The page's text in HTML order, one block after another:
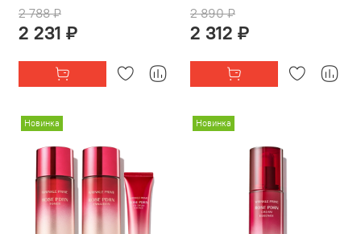
2 788 ₽
2 231 ₽
2 890 ₽
2 312 ₽
Новинка Новинка